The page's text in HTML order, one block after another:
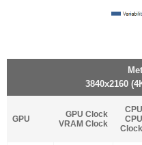
3840x2160
GPU
GPU Clock
VRAM Clock
CPU
CPU
Clock